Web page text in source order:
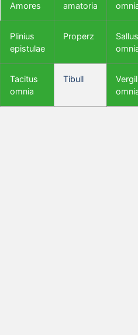
Amores
amatoria
Plinius
epistulae
Properz
Tacitus
omnia
Tibull
Vergil